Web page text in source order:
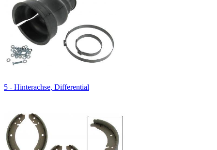
5 - Hinterachse, Differential